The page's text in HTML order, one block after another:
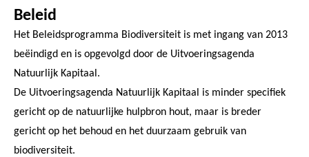
Beleid
Het Beleidsprogramma Biodiversiteit is met ingang van 2013
beëindigd en is opgevolgd door de Uitvoeringsagenda
Natuurlijk Kapitaal.
De Uitvoeringsagenda Natuurlijk Kapitaal is minder specifiek
gericht op de natuurlijke hulpbron hout, maar is breder
gericht op het behoud en het duurzaam gebruik van
biodiversiteit.